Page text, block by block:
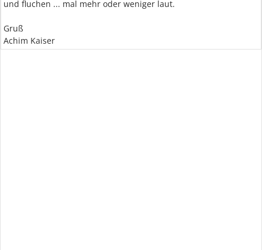
und fluchen ... mal mehr oder weniger laut.
Gruß
Achim Kaiser